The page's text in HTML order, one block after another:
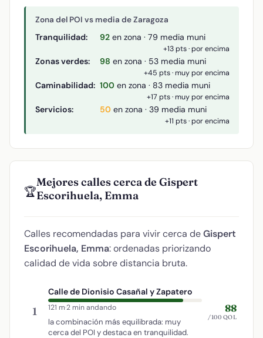
Zona del POI vs media de Zaragoza
Tranquilidad: 92 en zona · 79 media muni
+13 pts · por encima
Zonas verdes: 98 en zona · 53 media muni
+45 pts · muy por encima
Caminabilidad: 100 en zona · 83 media muni
+17 pts · muy por encima
Servicios: 50 en zona · 39 media muni
+11 pts · por encima
🏆
Mejores calles cerca de Gispert
Escorihuela, Emma
Calles recomendadas para vivir cerca deGispert
Escorihuela, Emma: ordenadas priorizando
calidad de vida sobre distancia bruta.
1
Calle de Dionisio Casañal y Zapatero
121 m·2 min andando
la combinación más equilibrada: muy
cerca del POI y destaca en tranquilidad.
88
/100 QOL